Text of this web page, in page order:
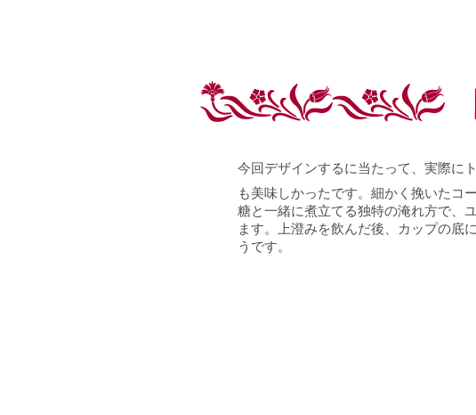
今回デザインするに当たって、実際に
も美味しかったです。細かく挽いたコ
糖と一緒に煮立てる独特の淹れ方で、
ます。上澄みを飲んだ後、カップの底
うです。